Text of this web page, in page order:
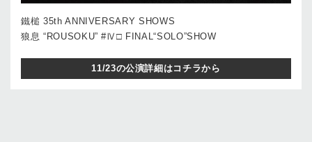
鐵槌 35th ANNIVERSARY SHOWS
狼息 “ROUSOKU” #Ⅳ□ FINAL“SOLO”SHOW
11/23の公演詳細はコチラから